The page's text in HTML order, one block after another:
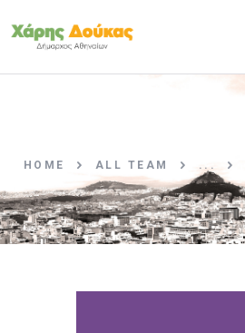
HOME ALL TEAM ...
ΠΡΟΓΡΑΜΜΑ
Η ΟΜΑΔΑ
ΤΑ ΝΕΑ